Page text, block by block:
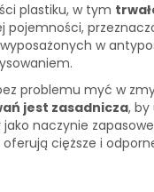
plastiku, w tym
pojemności,
w
problemu myć w
jest zasadnicza, by
jako naczynie
cięższe i